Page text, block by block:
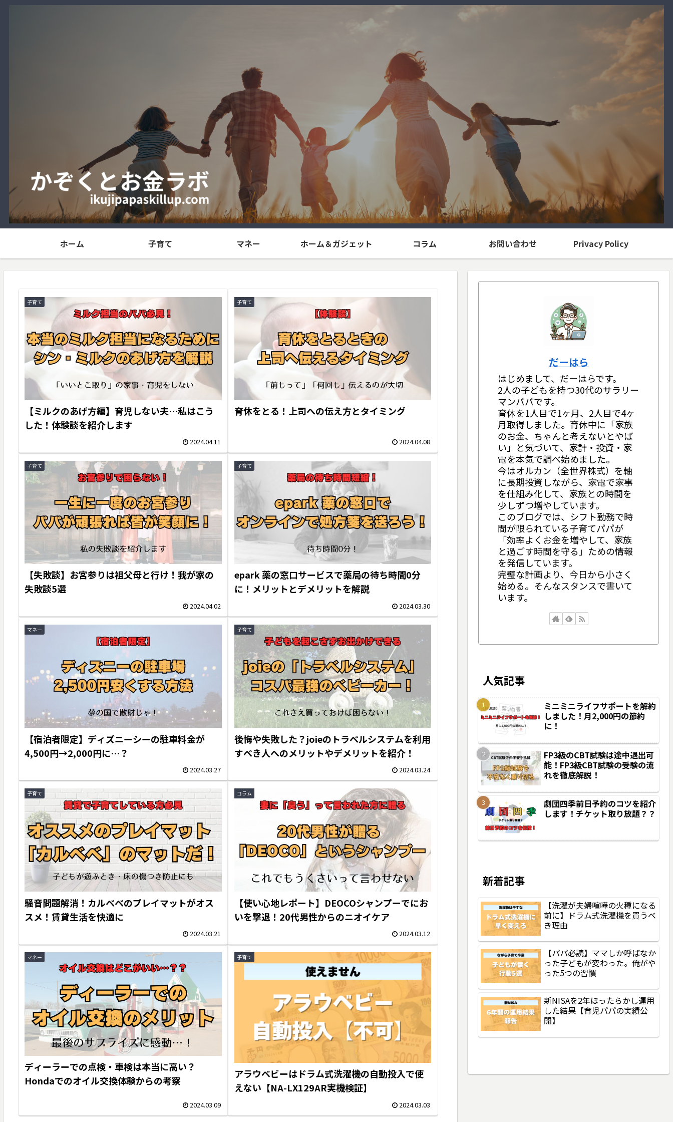
ホーム 子育て マネー ホーム＆ガジェット コラム お問い合わせ Privacy Policy
子育て
【ミルクのあげ方編】育児しない夫…私はこう
した！体験談を紹介します
2024.04.11
子育て
育休をとる！上司への伝え方とタイミング
2024.04.08
子育て
【失敗談】お宮参りは祖父母と行け！我が家の
失敗談5選
2024.04.02
子育て
epark 薬の窓口サービスで薬局の待ち時間0分
に！メリットとデメリットを解説
2024.03.30
マネー
【宿泊者限定】ディズニーシーの駐車料金が
4,500円→2,000円に…？
2024.03.27
子育て
後悔や失敗した？joieのトラベルシステムを利用
すべき人へのメリットやデメリットを紹介！
2024.03.24
子育て
騒音問題解消！カルベベのプレイマットがオス
スメ！賃貸生活を快適に
2024.03.21
コラム
【使い心地レポート】DEOCOシャンプーでにお
いを撃退！20代男性からのニオイケア
2024.03.12
マネー
ディーラーでの点検・車検は本当に高い？
Hondaでのオイル交換体験からの考察
2024.03.09
子育て
アラウベビーはドラム式洗濯機の自動投入で使
えない【NA-LX129AR実機検証】
2024.03.03
だーはら
はじめまして、だーはらです。
2人の子どもを持つ30代のサラリー
マンパパです。
育休を1人目で1ヶ月、2人目で4ヶ
月取得しました。育休中に「家族
のお金、ちゃんと考えないとやば
い」と気づいて、家計・投資・家
電を本気で調べ始めました。
今はオルカン（全世界株式）を軸
に長期投資しながら、家電で家事
を仕組み化して、家族との時間を
少しずつ増やしています。
このブログでは、シフト勤務で時
間が限られている子育てパパが
「効率よくお金を増やして、家族
と過ごす時間を守る」ための情報
を発信しています。
完璧な計画より、今日から小さく
始める。そんなスタンスで書いて
います。
人気記事
ミニミニライフサポートを解約
しました！月2,000円の節約
に！
FP3級のCBT試験は途中退出可
能！FP3級CBT試験の受験の流
れを徹底解説！
劇団四季前日予約のコツを紹介
します！チケット取り放題？？
新着記事
【洗濯が夫婦喧嘩の火種になる
前に】ドラム式洗濯機を買うべ
き理由
【パパ必読】ママしか呼ばなか
った子どもが変わった。俺がや
った5つの習慣
新NISAを2年ほったらかし運用
した結果【育児パパの実績公
開】